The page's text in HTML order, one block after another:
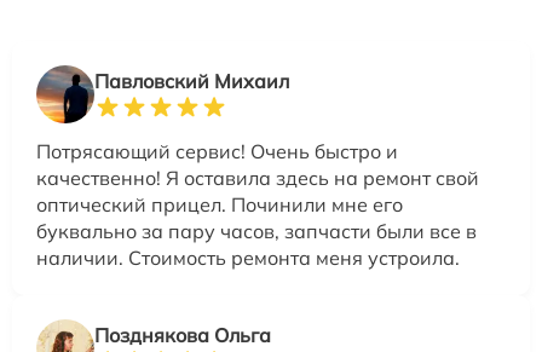
Павловский Михаил
Потрясающий сервис! Очень быстро и
качественно! Я оставила здесь на ремонт свой
оптический прицел. Починили мне его
буквально за пару часов, запчасти были все в
наличии. Стоимость ремонта меня устроила.
Позднякова Ольга